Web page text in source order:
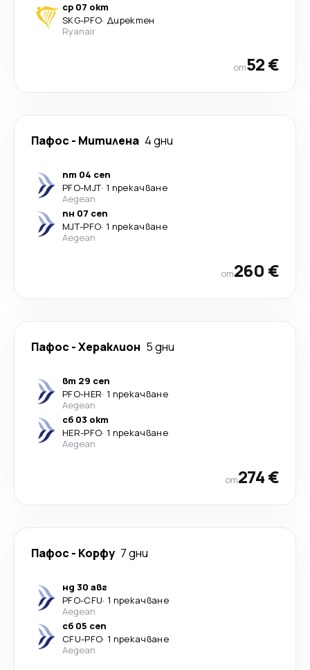
ср 07 окт
SKG-PFO· Директен
Ryanair
от52 €
Пафос - Митилена 4 дни
пт 04 сеп
PFO-MJT· 1 прекачване
Aegean
пн 07 сеп
MJT-PFO· 1 прекачване
Aegean
от260 €
Пафос -Хераклион 5 дни
вт 29 сеп
PFO-HER· 1 прекачване
Aegean
сб 03 окт
HER-PFO· 1 прекачване
Aegean
от274 €
Пафос - Корфу 7 дни
нд 30 авг
PFO-CFU· 1 прекачване
Aegean
сб 05 сеп
CFU-PFO· 1 прекачване
Aegean